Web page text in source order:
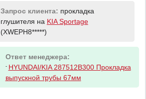
Запрос клиента: прокладка
глушителя на KIA Sportage
(XWEPH8*****)
Ответ менеджера:
- HYUNDAI/KIA 287512B300 Прокладка
выпускной трубы 67мм